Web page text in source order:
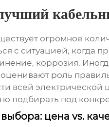
огромное
с ситуацией, когда
коррозия.
роль
всей электрической
подбирать под
цена vs.